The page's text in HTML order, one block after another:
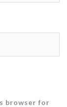
browser for